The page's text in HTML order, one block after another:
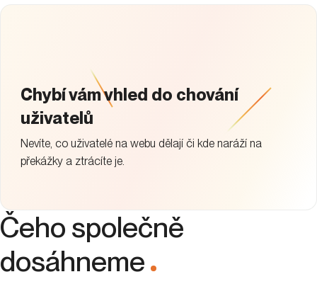
Chybí vám vhled do chování
uživatelů
Nevíte, co uživatelé na webu dělají či kde naráží na
překážky a ztrácíte je.
Čeho společně
dosáhneme
.